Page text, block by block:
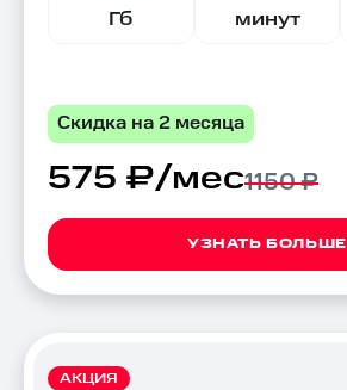
Гб минут
Скидка на 2 месяца
575 ₽/мес1150 ₽
УЗНАТЬ БОЛЬШЕ
АКЦИЯ